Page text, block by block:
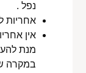
נפל .
אחריות
אין
מנת
במקרה